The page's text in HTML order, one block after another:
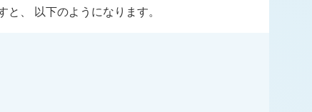
、 以下のようになります。